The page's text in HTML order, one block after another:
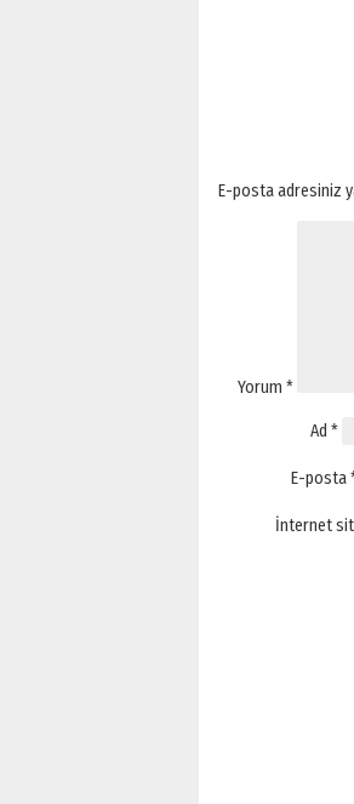
E-posta adresiniz
Yorum *
Ad *
E-posta
İnternet